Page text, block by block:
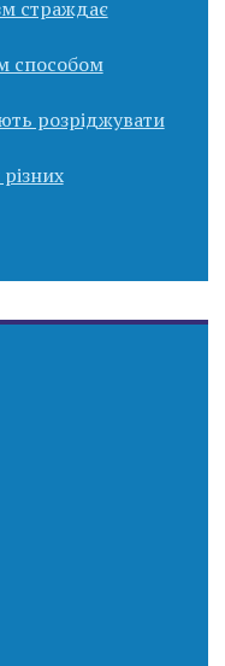
страждає
способом
розріджувати